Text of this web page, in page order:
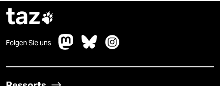
taz
Folgen Sie uns